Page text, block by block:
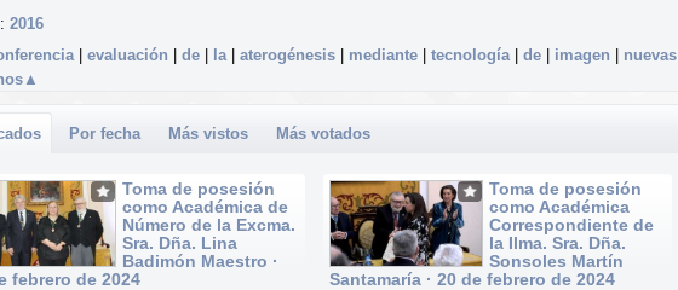
▲
2016
evaluación de la aterogénesis mediante tecnología de imagen nuevas
Por fecha Más vistos Más votados
Toma de posesión
como Académica de
Número de la Excma.
Sra. Dña. Lina
Badimón Maestro ·
febrero de 2024
Toma de posesión
como Académica
Correspondiente de
la Ilma. Sra. Dña.
Sonsoles Martín
Santamaría · 20 de febrero de 2024